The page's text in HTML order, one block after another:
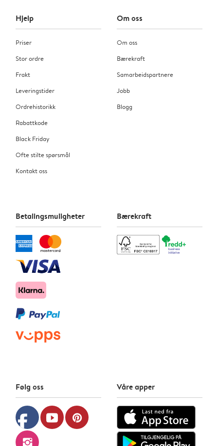
Hjelp
Priser
Stor ordre
Frakt
Leveringstider
Ordrehistorikk
Rabattkode
Black Friday
Ofte stilte spørsmål
Kontakt oss
Om oss
Om oss
Bærekraft
Samarbeidspartnere
Jobb
Blogg
Betalingsmuligheter Bærekraft
Følg oss
facebook youtube pinterest
instagram
Våre apper